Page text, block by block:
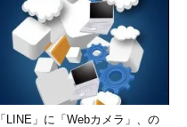
「LINE」に「Webカメラ」、の